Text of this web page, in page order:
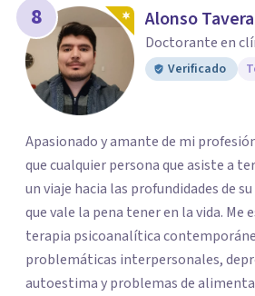
8 Alonso
Doctorante en
Verificado
Apasionado y amante de mi
que cualquier persona que asiste a
un viaje hacia las profundidades de su
que vale la pena tener en la vida. Me
terapia psicoanalítica
problemáticas interpersonales,
autoestima y problemas de alimentación.